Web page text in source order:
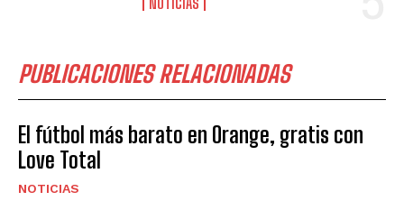
PUBLICACIONES RELACIONADAS
El fútbol más barato en Orange, gratis con
Love Total
NOTICIAS